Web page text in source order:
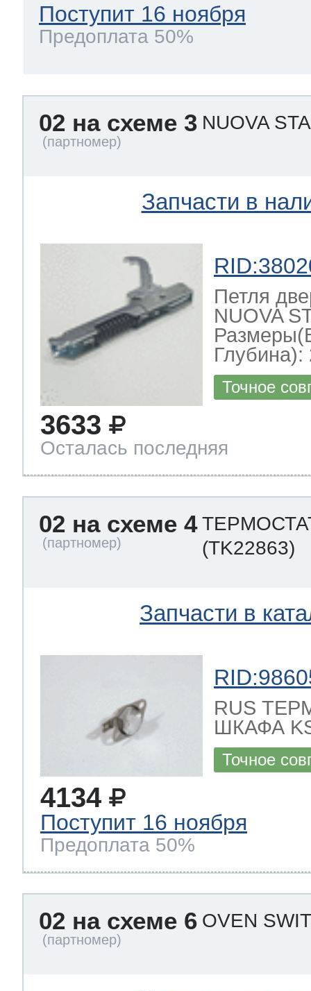
Поступит 16 ноября
Предоплата 50%
02 на схеме 3 NUOVA
Запчасти в
Петля
NUOVA
Глубина):
Точное
3633
Осталась последняя
02 на схеме 4
(TK22863)
Запчасти в
RUS
ШКАФА
Точное
4134
Поступит 16 ноября
Предоплата 50%
02 на схеме 6 OVEN